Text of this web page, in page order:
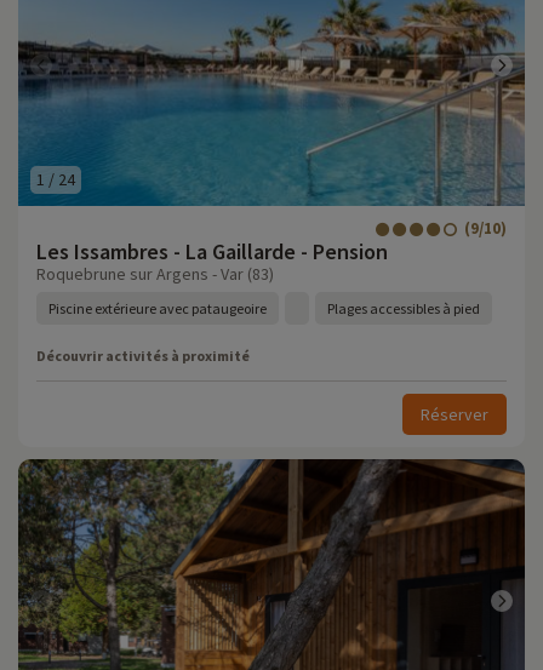
1 / 24
Les Issambres - La Gaillarde - Pension
(9/10)
Roquebrune sur Argens - Var (83)
Piscine extérieure avec pataugeoire Plages accessibles à pied
Découvrir activités à proximité
Réserver